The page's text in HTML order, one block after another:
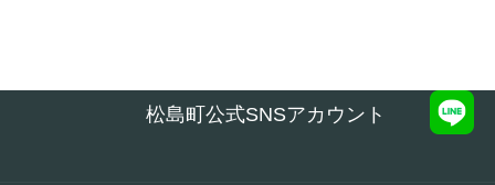
松島町公式SNSアカウント